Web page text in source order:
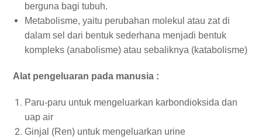
berguna bagi tubuh.
Metabolisme, yaitu perubahan molekul atau zat di
dalam sel dari bentuk sederhana menjadi bentuk
kompleks (anabolisme) atau sebaliknya (katabolisme)
Alat pengeluaran pada manusia :
Paru-paru untuk mengeluarkan karbondioksida dan
uap air
Ginjal (Ren) untuk mengeluarkan urine